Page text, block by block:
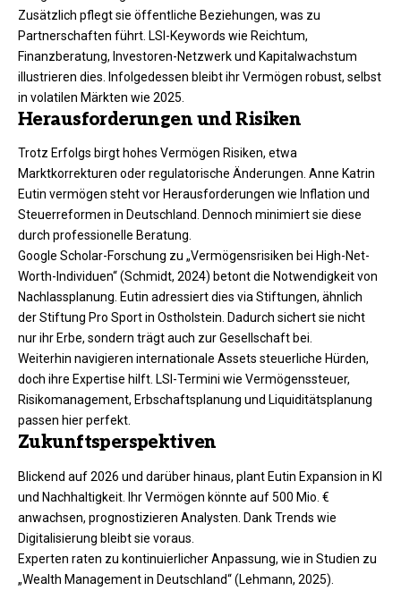
Zusätzlich pflegt sie öffentliche Beziehungen, was zu
Partnerschaften führt. LSI-Keywords wie Reichtum,
Finanzberatung, Investoren-Netzwerk und Kapitalwachstum
illustrieren dies. Infolgedessen bleibt ihr Vermögen robust, selbst
in volatilen Märkten wie 2025.
Herausforderungen und Risiken
Trotz Erfolgs birgt hohes Vermögen Risiken, etwa
Marktkorrekturen oder regulatorische Änderungen. Anne Katrin
Eutin vermögen steht vor Herausforderungen wie Inflation und
Steuerreformen in Deutschland. Dennoch minimiert sie diese
durch professionelle Beratung.​
Google Scholar-Forschung zu „Vermögensrisiken bei High-Net-
Worth-Individuen“ (Schmidt, 2024) betont die Notwendigkeit von
Nachlassplanung. Eutin adressiert dies via Stiftungen, ähnlich
der Stiftung Pro Sport in Ostholstein. Dadurch sichert sie nicht
nur ihr Erbe, sondern trägt auch zur Gesellschaft bei.
Weiterhin navigieren internationale Assets steuerliche Hürden,
doch ihre Expertise hilft. LSI-Termini wie Vermögenssteuer,
Risikomanagement, Erbschaftsplanung und Liquiditätsplanung
passen hier perfekt.
Zukunftsperspektiven
Blickend auf 2026 und darüber hinaus, plant Eutin Expansion in KI
und Nachhaltigkeit. Ihr Vermögen könnte auf 500 Mio. €
anwachsen, prognostizieren Analysten. Dank Trends wie
Digitalisierung bleibt sie voraus.​
Experten raten zu kontinuierlicher Anpassung, wie in Studien zu
„Wealth Management in Deutschland“ (Lehmann, 2025).